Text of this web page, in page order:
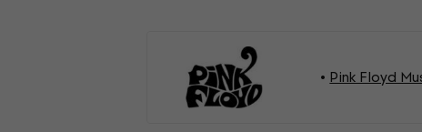
Pink Floyd